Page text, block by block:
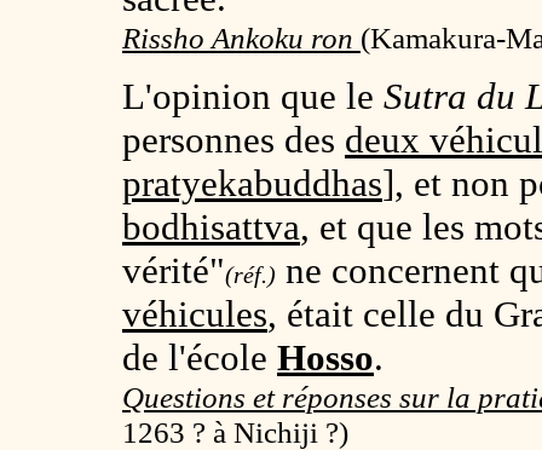
Rissho Ankoku ron (Kamakura-
L'opinion que le Sutra du
personnes des deux
pratyekabuddhas], et non
bodhisattva, et que les
vérité"(réf.) ne concernent
véhicules, était celle du
de l'école Hosso.
Questions et réponses sur la
1263 ? à Nichiji ?)